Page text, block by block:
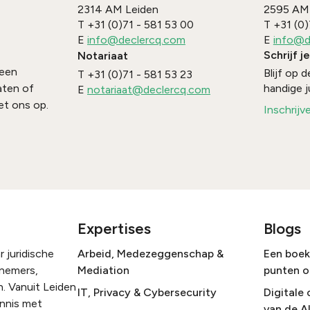
of
ons op.
2314 AM Leiden
T +31 (0)71 - 581 53 00
E info@declercq.com
Notariaat
T +31 (0)71 - 581 53 23
E notariaat@declercq.com
2595 AM
T +31
E
Schrijf
Blijf op
handige
juridische
Vanuit Leiden
met
Expertises
Arbeid, Medezeggenschap &
Mediation
IT, Privacy & Cybersecurity
Blogs
Een
punten
Digitale